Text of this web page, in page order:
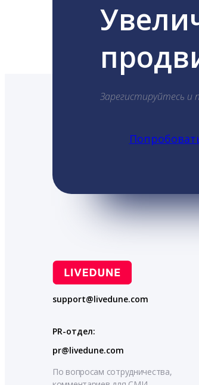
Зарегистируйтесь и
support@livedune.com
PR-отдел:
pr@livedune.com
По вопросам сотрудничества,